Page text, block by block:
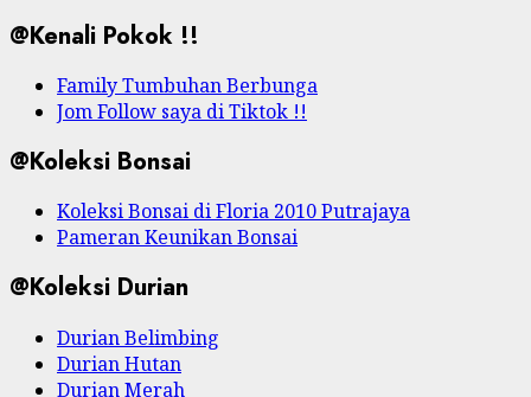
@Kenali Pokok !!
Family Tumbuhan Berbunga
Jom Follow saya di Tiktok !!
@Koleksi Bonsai
Koleksi Bonsai di Floria 2010 Putrajaya
Pameran Keunikan Bonsai
@Koleksi Durian
Durian Belimbing
Durian Hutan
Durian Merah